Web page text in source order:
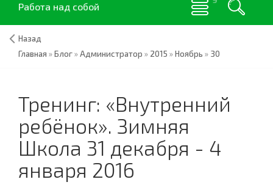
Работа над собой
Назад
Главная »Блог»Администратор » 2015 »Ноябрь » 30
Тренинг: «Внутренний
ребёнок». Зимняя
Школа 31 декабря - 4
января 2016